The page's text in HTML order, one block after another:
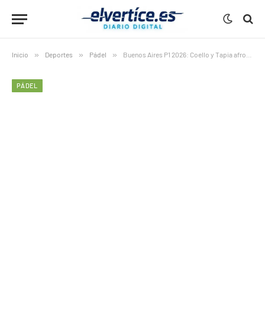
Inicio » Deportes » Pádel » Buenos Aires P1 2026: Coello y Tapia afrontan unos octavos decisivos
PÁDEL